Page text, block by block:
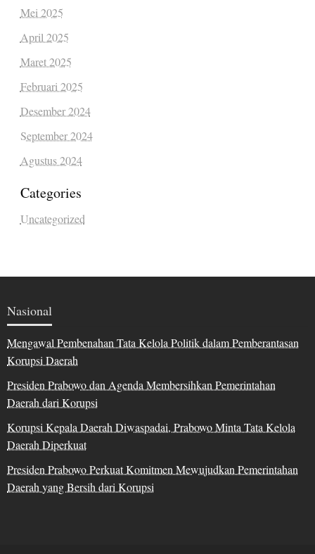
Mei 2025
April 2025
Maret 2025
Februari 2025
Desember 2024
September 2024
Agustus 2024
Categories
Uncategorized
Nasional
Mengawal Pembenahan Tata Kelola Politik dalam Pemberantasan
Korupsi Daerah
Presiden Prabowo dan Agenda Membersihkan Pemerintahan
Daerah dari Korupsi
Korupsi Kepala Daerah Diwaspadai, Prabowo Minta Tata Kelola
Daerah Diperkuat
Presiden Prabowo Perkuat Komitmen Mewujudkan Pemerintahan
Daerah yang Bersih dari Korupsi